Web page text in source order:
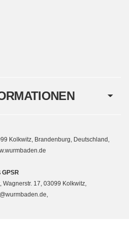
Kolkwitz, Brandenburg, Deutschland,
17, 03099 Kolkwitz,